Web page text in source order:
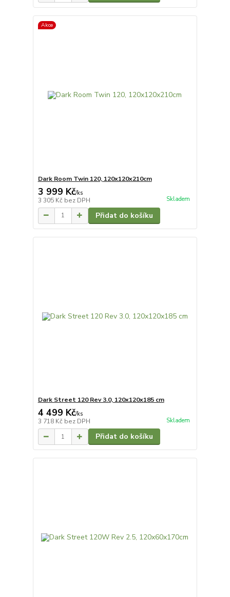
Akce
Dark Room Twin 120, 120x120x210cm
3 999 Kč/ks
3 305 Kč bez DPH Skladem
Přidat do košíku
Dark Street 120 Rev 3.0, 120x120x185 cm
4 499 Kč/ks
3 718 Kč bez DPH Skladem
Přidat do košíku